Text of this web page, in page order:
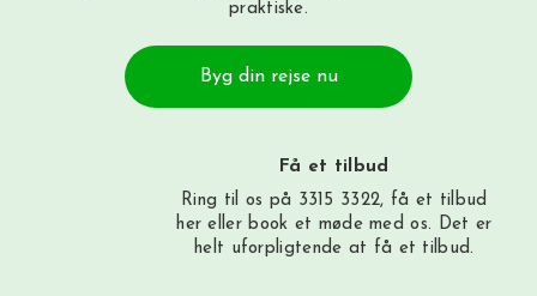
praktiske.
Byg din rejse nu
Få et tilbud
Ring til os på 3315 3322, få et tilbud
her eller book et møde med os. Det er
helt uforpligtende at få et tilbud.